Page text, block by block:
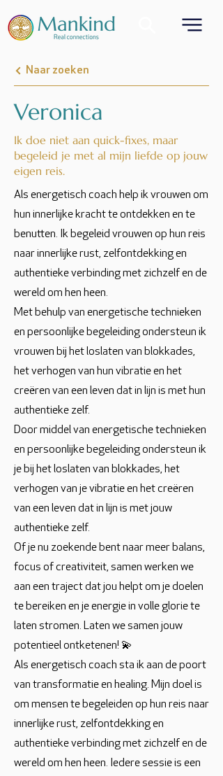
Naar zoeken
Veronica
Ik doe niet aan quick-fixes, maar
begeleid je met al mijn liefde op jouw
eigen reis.
Als energetisch coach help ik vrouwen om
hun innerlijke kracht te ontdekken en te
benutten. Ik begeleid vrouwen op hun reis
naar innerlijke rust, zelfontdekking en
authentieke verbinding met zichzelf en de
wereld om hen heen.
Met behulp van energetische technieken
en persoonlijke begeleiding ondersteun ik
vrouwen bij het loslaten van blokkades,
het verhogen van hun vibratie en het
creëren van een leven dat in lijn is met hun
authentieke zelf.
Door middel van energetische technieken
en persoonlijke begeleiding ondersteun ik
je bij het loslaten van blokkades, het
verhogen van je vibratie en het creëren
van een leven dat in lijn is met jouw
authentieke zelf.
Of je nu zoekende bent naar meer balans,
focus of creativiteit, samen werken we
aan een traject dat jou helpt om je doelen
te bereiken en je energie in volle glorie te
laten stromen. Laten we samen jouw
potentieel ontketenen! 💫
Als energetisch coach sta ik aan de poort
van transformatie en healing. Mijn doel is
om mensen te begeleiden op hun reis naar
innerlijke rust, zelfontdekking en
authentieke verbinding met zichzelf en de
wereld om hen heen. Iedere sessie is een